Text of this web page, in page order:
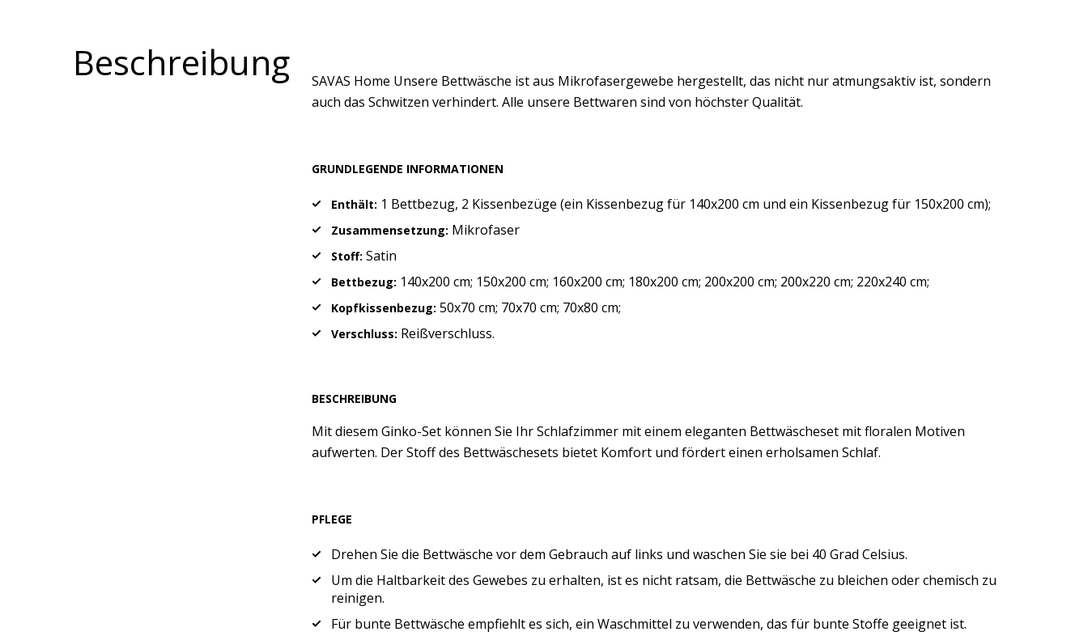
Beschreibung
SAVAS Home Unsere Bettwäsche ist aus Mikrofasergewebe hergestellt, das nicht nur atmungsaktiv ist, sondern
auch das Schwitzen verhindert. Alle unsere Bettwaren sind von höchster Qualität.
GRUNDLEGENDE INFORMATIONEN
Enthält: 1 Bettbezug, 2 Kissenbezüge (ein Kissenbezug für 140x200 cm und ein Kissenbezug für 150x200 cm);
Zusammensetzung: Mikrofaser
Stoff: Satin
Bettbezug: 140x200 cm; 150x200 cm; 160x200 cm; 180x200 cm; 200x200 cm; 200x220 cm; 220x240 cm;
Kopfkissenbezug: 50x70 cm; 70x70 cm; 70x80 cm;
Verschluss: Reißverschluss.
BESCHREIBUNG
Mit diesem Ginko-Set können Sie Ihr Schlafzimmer mit einem eleganten Bettwäscheset mit floralen Motiven
aufwerten. Der Stoff des Bettwäschesets bietet Komfort und fördert einen erholsamen Schlaf.
PFLEGE
Drehen Sie die Bettwäsche vor dem Gebrauch auf links und waschen Sie sie bei 40 Grad Celsius.
Um die Haltbarkeit des Gewebes zu erhalten, ist es nicht ratsam, die Bettwäsche zu bleichen oder chemisch zu
reinigen.
Für bunte Bettwäsche empfiehlt es sich, ein Waschmittel zu verwenden, das für bunte Stoffe geeignet ist.